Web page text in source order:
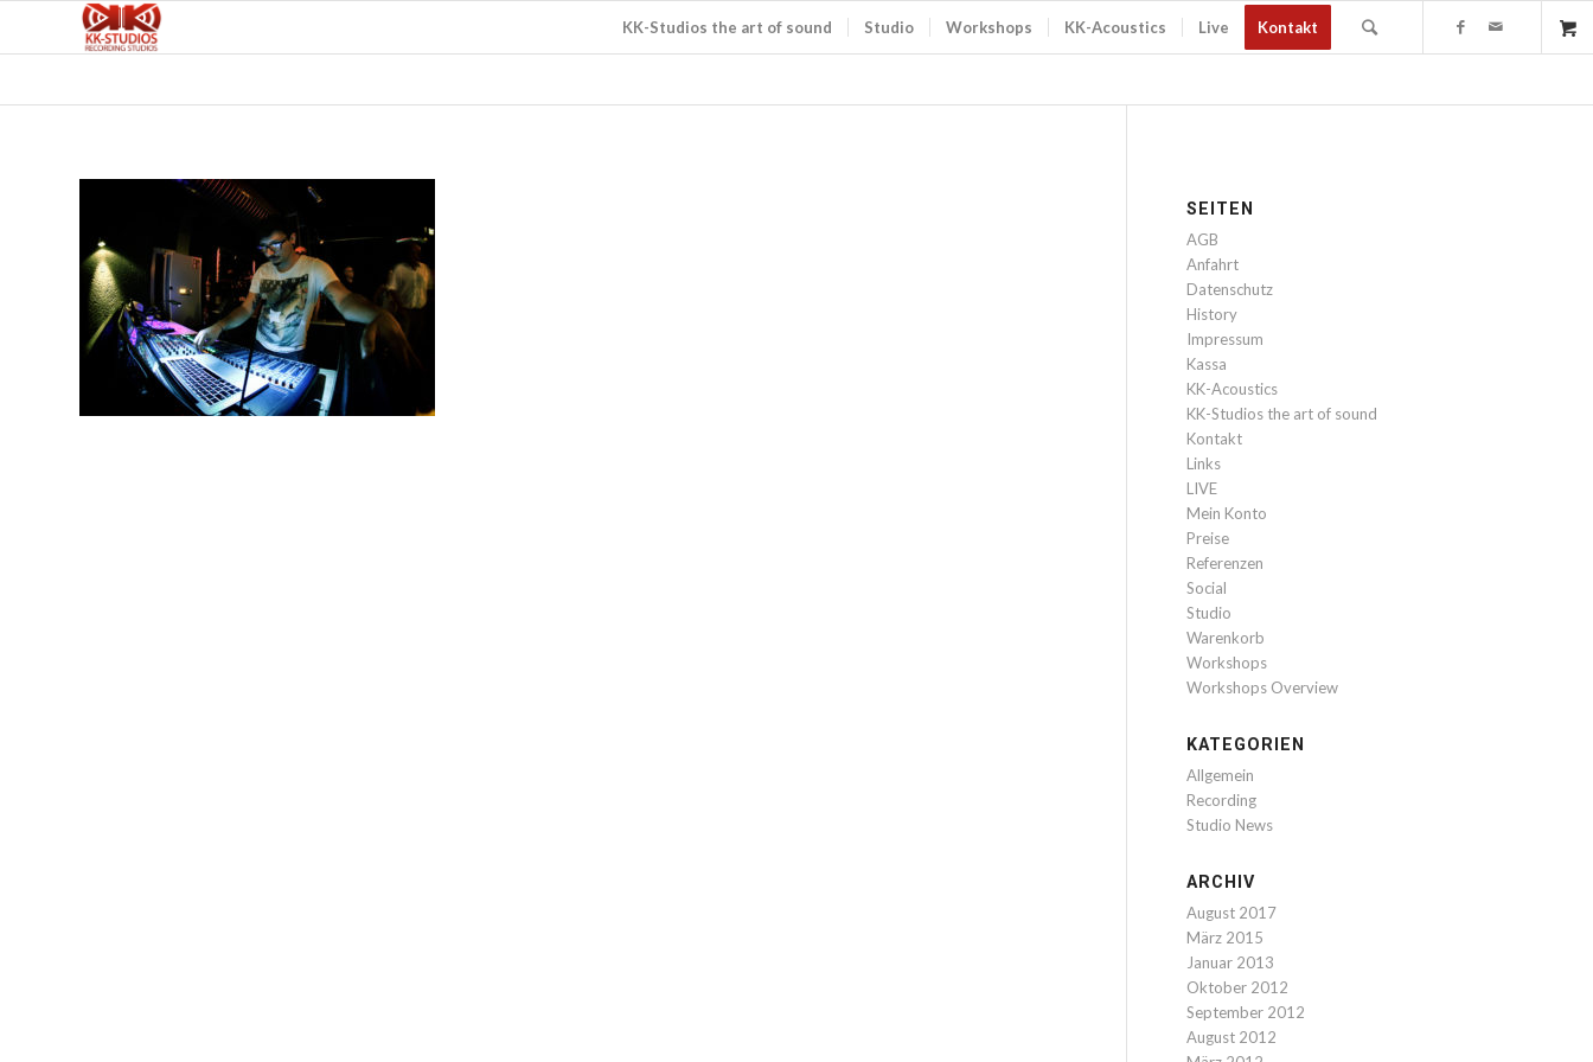
KK-Studios the art of sound Studio Workshops KK-Acoustics Live Kontakt
SEITEN
AGB
Anfahrt
Datenschutz
History
Impressum
Kassa
KK-Acoustics
KK-Studios the art of sound
Kontakt
Links
LIVE
Mein Konto
Preise
Referenzen
Social
Studio
Warenkorb
Workshops
Workshops Overview
KATEGORIEN
Allgemein
Recording
Studio News
ARCHIV
August 2017
März 2015
Januar 2013
Oktober 2012
September 2012
August 2012